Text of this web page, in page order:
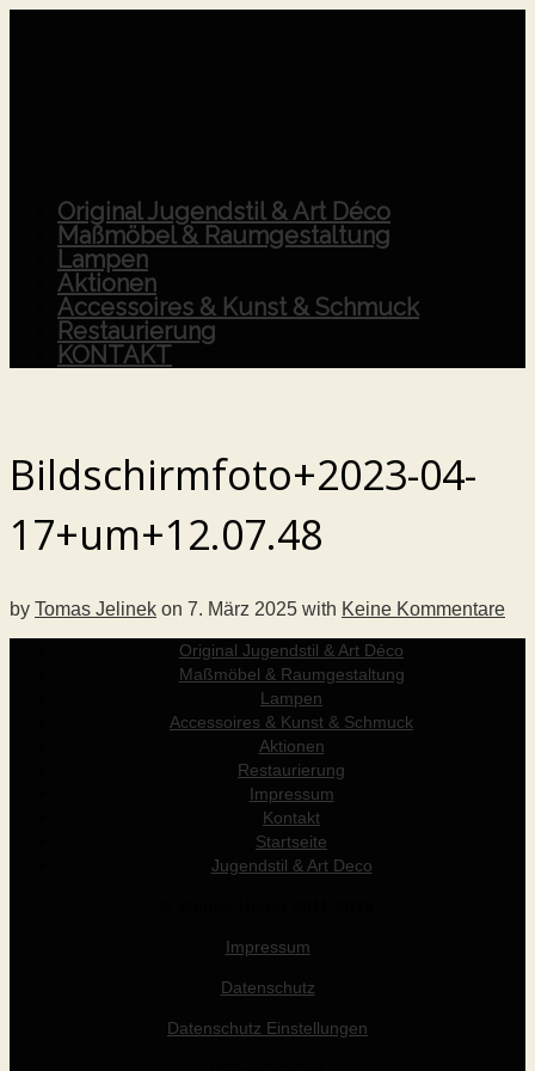
Original Jugendstil & Art Déco
Maßmöbel & Raumgestaltung
Lampen
Aktionen
Accessoires & Kunst & Schmuck
Restaurierung
KONTAKT
Bildschirmfoto+2023-04-
17+um+12.07.48
by Tomas Jelinek on 7. März 2025 with Keine Kommentare
Original Jugendstil & Art Déco
Maßmöbel & Raumgestaltung
Lampen
Accessoires & Kunst & Schmuck
Aktionen
Restaurierung
Impressum
Kontakt
Startseite
Jugendstil & Art Deco
Impressum
Datenschutz
Datenschutz Einstellungen